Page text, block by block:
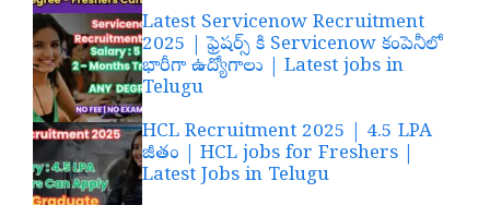
Latest Servicenow Recruitment
2025 | ఫ్రెషర్స్ కి Servicenow కంపెనీలో
భారీగా ఉద్యోగాలు | Latest jobs in
Telugu
HCL Recruitment 2025 | 4.5 LPA
జీతం | HCL jobs for Freshers |
Latest Jobs in Telugu